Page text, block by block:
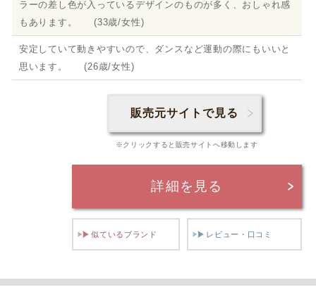
ラーの差し色が入っているデザインのものが多く、おしゃれ感
もあります。 (33歳/女性)
安定していて動きやすいので、ダンスなど運動の際にもいいと
思います。 (26歳/女性)
販売元サイトで見る
※クリックすると販売サイトへ移動します
詳細を見る
似ているブランド レビュー・口コミ